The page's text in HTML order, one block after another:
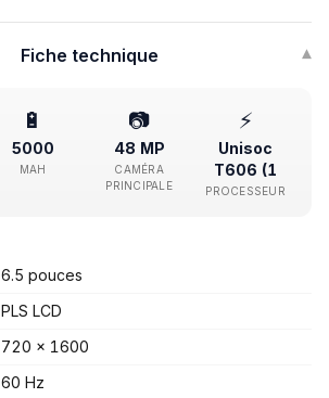
Fiche technique ▾
🔋
5000
MAH
📷
48 MP
CAMÉRA
PRINCIPALE
⚡
Unisoc
T606 (1
PROCESSEUR
6.5 pouces
PLS LCD
720 x 1600
60 Hz